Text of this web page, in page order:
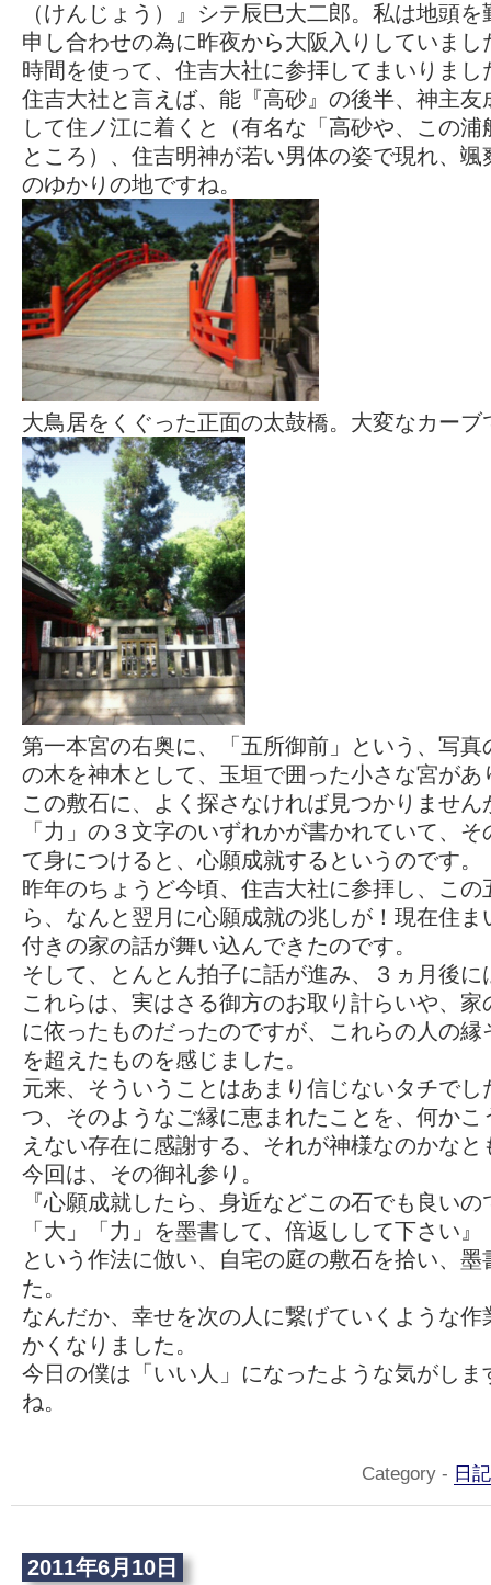
（けんじょう）』シテ辰巳大二郎。私は地頭
申し合わせの為に昨夜から大阪入りしていま
時間を使って、住吉大社に参拝してまいりまし
住吉大社と言えば、能『高砂』の後半、神主友
して住ノ江に着くと（有名な「高砂や、この
ところ）、住吉明神が若い男体の姿で現れ、
のゆかりの地ですね。
大鳥居をくぐった正面の太鼓橋。大変なカーブ
第一本宮の右奥に、「五所御前」という、写真
の木を神木として、玉垣で囲った小さな宮があ
この敷石に、よく探さなければ見つかりません
「力」の３文字のいずれかが書かれていて、
て身につけると、心願成就するというのです。
昨年のちょうど今頃、住吉大社に参拝し、こ
ら、なんと翌月に心願成就の兆しが！現在住
付きの家の話が舞い込んできたのです。
そして、とんとん拍子に話が進み、３ヵ月後
これらは、実はさる御方のお取り計らいや、
に依ったものだったのですが、これらの人の
を超えたものを感じました。
元来、そういうことはあまり信じないタチで
つ、そのようなご縁に恵まれたことを、何かこ
えない存在に感謝する、それが神様なのかなと
今回は、その御礼参り。
『心願成就したら、身近などこの石でも良い
「大」「力」を墨書して、倍返しして下さい』
という作法に倣い、自宅の庭の敷石を拾い、
た。
なんだか、幸せを次の人に繋げていくような
かくなりました。
今日の僕は「いい人」になったような気がしま
ね。
Category - 日記
2011年6月10日